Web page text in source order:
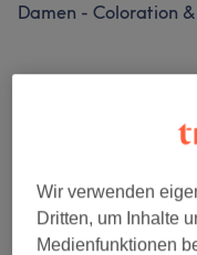
Damen - Coloration
4,8
Wir verwenden
Dritten, um Inhalte
Medienfunktionen